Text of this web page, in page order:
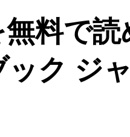
料で
ック ジ